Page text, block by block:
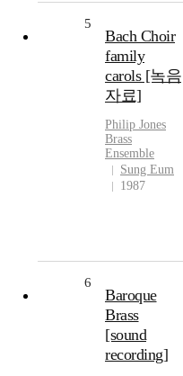
5
Bach Choir
family
carols [녹음
자료]
Philip Jones
Brass
Ensemble
Sung Eum
1987
6
Baroque
Brass
[sound
recording]